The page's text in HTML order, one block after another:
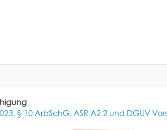
§ 10 ArbSchG, ASR A2.2 und DGUV